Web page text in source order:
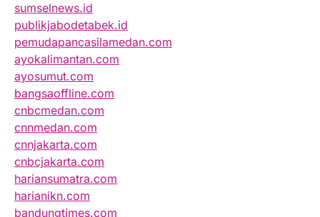
sumselnews.id
publikjabodetabek.id
pemudapancasilamedan.com
ayokalimantan.com
ayosumut.com
bangsaoffline.com
cnbcmedan.com
cnnmedan.com
cnnjakarta.com
cnbcjakarta.com
hariansumatra.com
harianikn.com
bandungtimes.com